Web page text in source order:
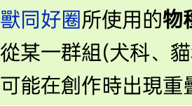
獸同好圈所使用的物
從某一群組(犬科、
可能在創作時出現重